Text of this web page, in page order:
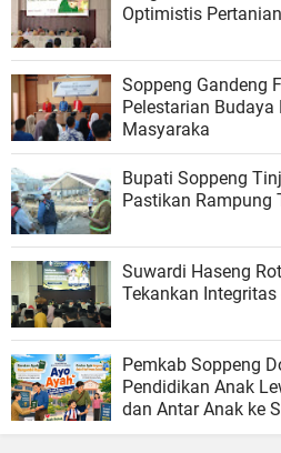
Optimistis
Soppeng Gandeng
Pelestarian
Masyaraka
Bupati Soppeng
Pastikan Rampung
Suwardi Haseng
Tekankan
Pemkab Soppeng
Pendidikan Anak
dan Antar Anak ke